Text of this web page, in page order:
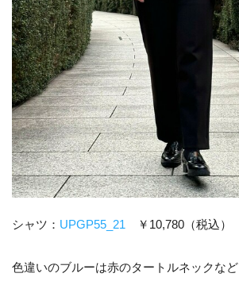
シャツ： UPGP55_21 ￥10,780（税込）
色違いのブルーは赤のタートルネックなど